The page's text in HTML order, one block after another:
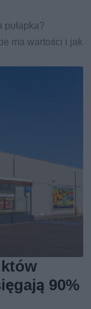
pułapka?
ma wartości i jak
90%